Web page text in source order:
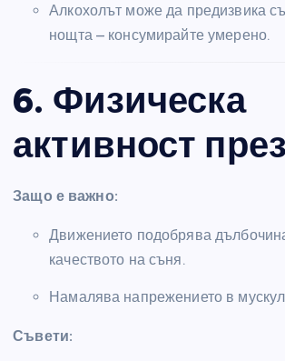
Алкохолът може да предизвика
нощта – консумирайте умерено.
6. Физическа
активност
Защо е важно:
Движението подобрява
качеството на съня.
Намалява напрежението в
Съвети: